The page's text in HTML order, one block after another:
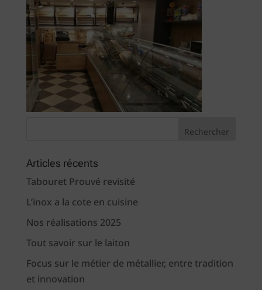
Articles récents
Tabouret Prouvé revisité
L’inox a la cote en cuisine
Nos réalisations 2025
Tout savoir sur le laiton
Focus sur le métier de métallier, entre tradition
et innovation